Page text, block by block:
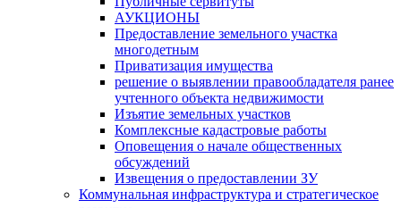
АУКЦИОНЫ
Предоставление земельного участка
многодетным
Приватизация имущества
решение о выявлении правообладателя ранее
учтенного объекта недвижимости
Изъятие земельных участков
Комплексные кадастровые работы
Оповещения о начале общественных
обсуждений
Извещения о предоставлении ЗУ
Коммунальная инфраструктура и стратегическое